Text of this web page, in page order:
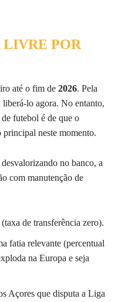
LIVRE POR
até o fim de 2026. Pela
lo agora. No entanto,
futebol é de que o
principal neste momento.
no banco, a
com manutenção de
de transferência zero).
fatia relevante (percentual
na Europa e seja
Açores que disputa a Liga